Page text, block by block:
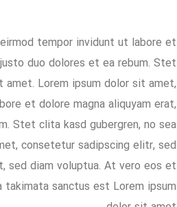
tempor invidunt ut labore et
duo dolores et ea rebum. Stet
Lorem ipsum dolor sit amet,
et dolore magna aliquyam erat,
Stet clita kasd gubergren, no sea
consetetur sadipscing elitr, sed
sed diam voluptua. At vero eos et
sanctus est Lorem ipsum